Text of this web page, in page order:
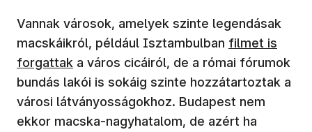
Vannak városok, amelyek szinte legendásak
macskáikról, például Isztambulban filmet is
forgattak a város cicáiról, de a római fórumok
bundás lakói is sokáig szinte hozzátartoztak a
városi látványosságokhoz. Budapest nem
ekkor macska-nagyhatalom, de azért ha